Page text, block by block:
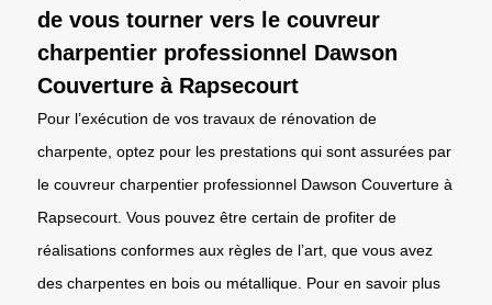
de vous tourner vers le couvreur
charpentier professionnel Dawson
Couverture à Rapsecourt
Pour l’exécution de vos travaux de rénovation de
charpente, optez pour les prestations qui sont assurées par
le couvreur charpentier professionnel Dawson Couverture à
Rapsecourt. Vous pouvez être certain de profiter de
réalisations conformes aux règles de l’art, que vous avez
des charpentes en bois ou métallique. Pour en savoir plus